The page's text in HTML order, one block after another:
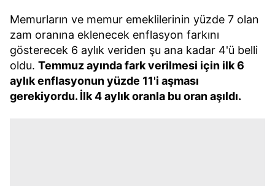
Memurların ve memur emeklilerinin yüzde 7 olan
zam oranına eklenecek enflasyon farkını
gösterecek 6 aylık veriden şu ana kadar 4'ü belli
oldu. Temmuz ayında fark verilmesi için ilk 6
aylık enflasyonun yüzde 11'i aşması
gerekiyordu. İlk 4 aylık oranla bu oran aşıldı.